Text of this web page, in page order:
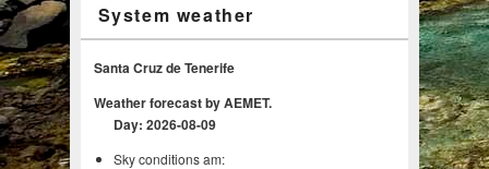
System weather
Santa Cruz de Tenerife
Weather forecast by AEMET.
Day: 2026-08-09
Sky conditions am: